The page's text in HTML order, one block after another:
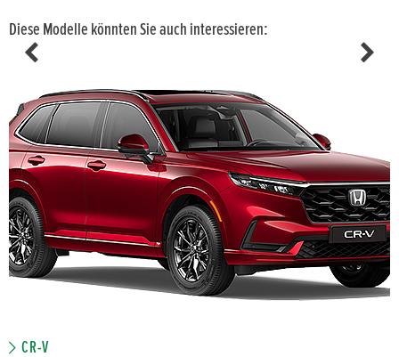
Diese Modelle könnten Sie auch interessieren:
CR-V